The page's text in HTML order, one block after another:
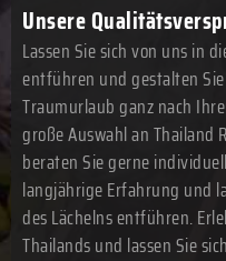
Unsere
Lassen Sie sich von uns in
entführen und gestalten
Traumurlaub ganz nach
große Auswahl an Thailand
beraten Sie gerne
langjährige Erfahrung und
des Lächelns entführen.
Thailands und lassen Sie